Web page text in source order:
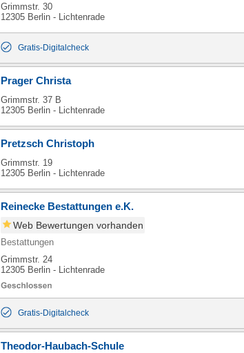
Grimmstr. 30
12305 Berlin - Lichtenrade
Gratis-Digitalcheck
Prager Christa
Grimmstr. 37 B
12305 Berlin - Lichtenrade
Pretzsch Christoph
Grimmstr. 19
12305 Berlin - Lichtenrade
Reinecke Bestattungen e.K.
Web Bewertungen vorhanden
Bestattungen
Grimmstr. 24
12305 Berlin - Lichtenrade
Gratis-Digitalcheck
Theodor-Haubach-Schule